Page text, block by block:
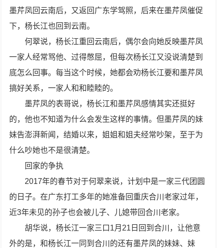
墨芹凤回云南后，又返回广东学驾照，后来在墨芹凤催促
下，杨长江也回到云南。
何翠说，杨长江重回云南后，偶尔会向她反映墨芹凤
一家人经常骂他、过得憋屈，但每次杨长江又没说清楚到
底怎么回事。每当这个时候，她都会劝杨长江要和墨芹凤
搞好关系，一家人和和睦睦的。
墨芹凤的表哥说，杨长江和墨芹凤感情其实还挺好
的，他也不知道为什么会发生这样的事情。但墨芹凤的妹
妹告澎湃新闻，结婚以来，姐姐和姐夫经常吵架，至于为
什么吵她也不是很清楚。
回家的争执
2017年的春节对于何翠来说，计划中是一家三代团圆
的日子。在广东打工多年的她准备回重庆合川老家过年，
近3年未见的孙子也会被儿子、儿媳带回合川老家。
胡华说，杨长江一家三口1月21日回到合川，让他意
外的是，和杨长江一同到合川的还有墨芹凤的妹妹、妹